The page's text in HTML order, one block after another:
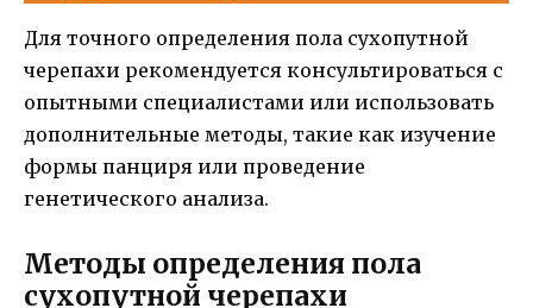
Для точного определения пола сухопутной
черепахи рекомендуется консультироваться с
опытными специалистами или использовать
дополнительные методы, такие как изучение
формы панциря или проведение
генетического анализа.
Методы определения пола
сухопутной черепахи